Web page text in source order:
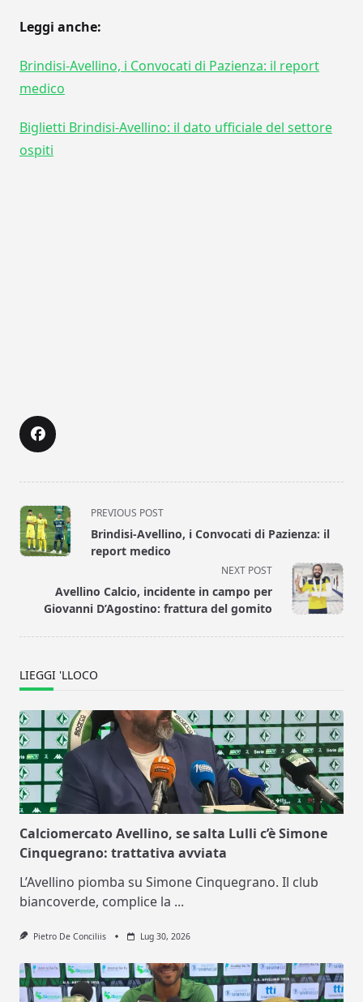
Leggi anche:
Brindisi-Avellino, i Convocati di Pazienza: il report
medico
Biglietti Brindisi-Avellino: il dato ufficiale del settore
ospiti
<span
class="nav-
subtitle
reader-
text">Page</span>
PREVIOUS POST
Brindisi-Avellino, i Convocati di Pazienza: il
report medico
NEXT POST
Avellino Calcio, incidente in campo per
Giovanni D’Agostino: frattura del gomito
LIEGGI 'LLOCO
Calciomercato Avellino, se salta Lulli c’è Simone
Cinquegrano: trattativa avviata
L’Avellino piomba su Simone Cinquegrano. Il club
biancoverde, complice la ...
Pietro De Conciliis Lug 30, 2026